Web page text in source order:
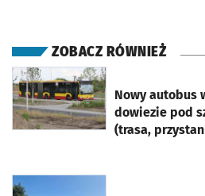
ZOBACZ RÓWNIEŻ
Nowy autobus
dowiezie pod
(trasa,
otworzy się w nowej karcie
otworzy się w nowej karcie